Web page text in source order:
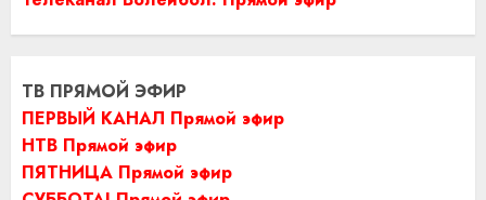
ТВ ПРЯМОЙ ЭФИР
ПЕРВЫЙ КАНАЛ Прямой эфир
НТВ Прямой эфир
ПЯТНИЦА Прямой эфир